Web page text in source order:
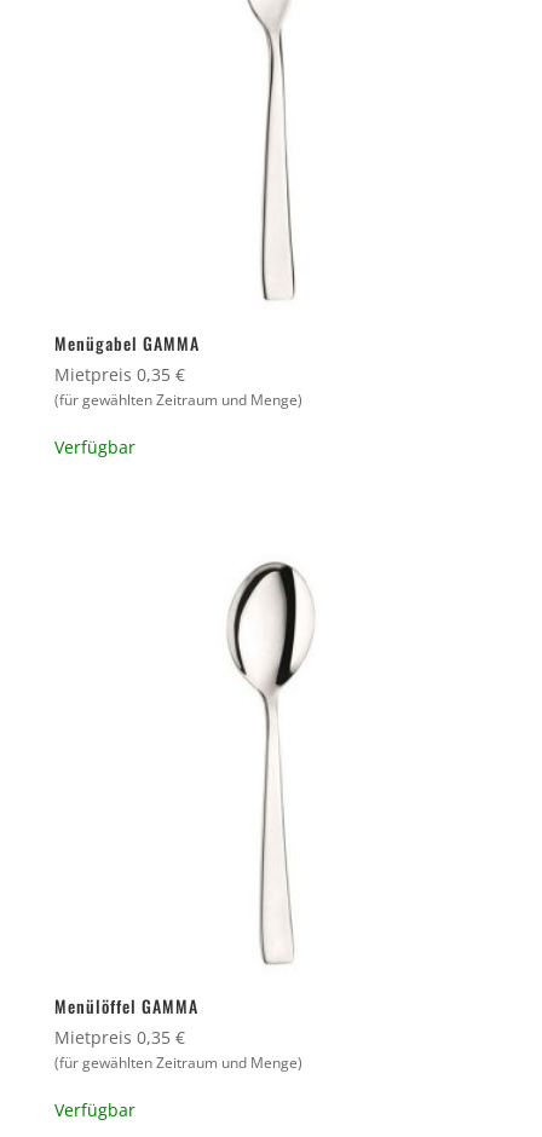
Menügabel GAMMA
Mietpreis 0,35 €
(für gewählten Zeitraum und Menge)
Verfügbar
Menülöffel GAMMA
Mietpreis 0,35 €
(für gewählten Zeitraum und Menge)
Verfügbar